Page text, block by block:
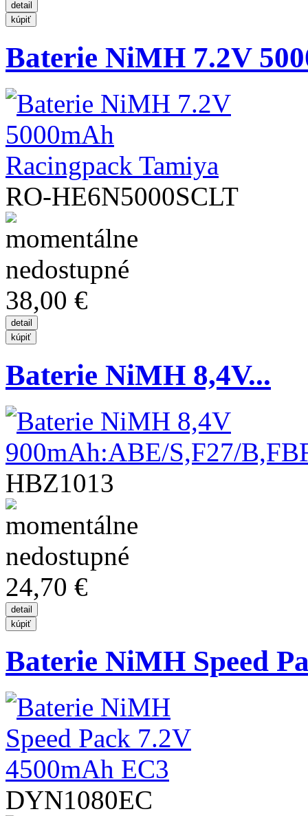
Baterie NiMH 7.2V
RO-HE6N5000SCLT
38,00 €
Baterie NiMH 8,4V...
HBZ1013
24,70 €
Baterie NiMH Speed
DYN1080EC